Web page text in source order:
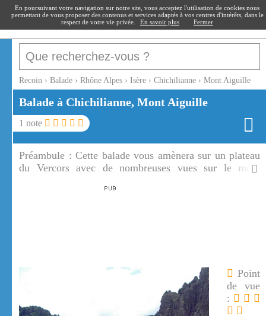
recoin.fr
Recoin › Balade › Rhône Alpes › Isère › Chichilianne › Mont Aiguille
Balade à Chichilianne, Mont Aiguille
1 note
Préambule : Cette balade vous amènera sur un plateau
du Vercors avec de nombreuses vues sur le mont
assez difficile, cependant sur le plateau le panorama est
Point
de vue
:
En poursuivant votre navigation sur notre site, vous acceptez l'utilisation de cookies nous
permettant de vous proposer des contenus et services adaptés à vos centres d'intérêts, dans le
respect de votre vie privée.
En savoir plus Fermer